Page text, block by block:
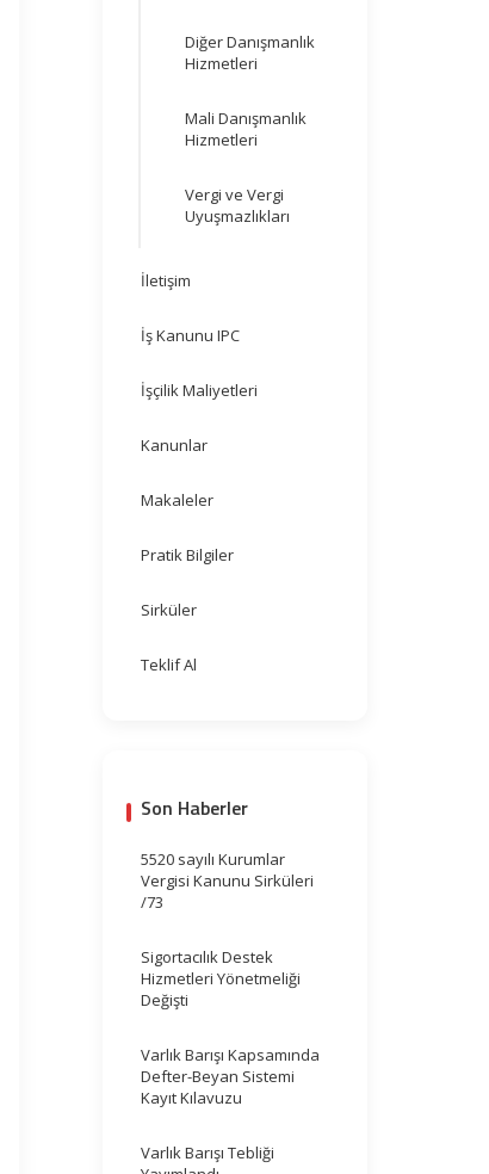
Diğer Danışmanlık
Hizmetleri
Mali Danışmanlık
Hizmetleri
Vergi ve Vergi
Uyuşmazlıkları
İletişim
İş Kanunu IPC
İşçilik Maliyetleri
Kanunlar
Makaleler
Pratik Bilgiler
Sirküler
Teklif Al
Son Haberler
5520 sayılı Kurumlar
Vergisi Kanunu Sirküleri
/73
Sigortacılık Destek
Hizmetleri Yönetmeliği
Değişti
Varlık Barışı Kapsamında
Defter-Beyan Sistemi
Kayıt Kılavuzu
Varlık Barışı Tebliği